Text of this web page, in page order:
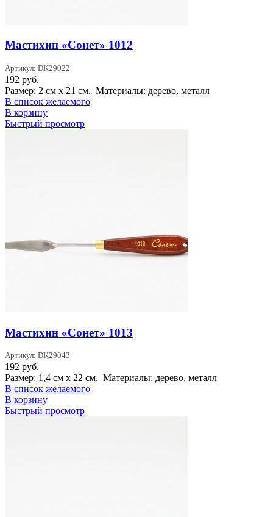
Мастихин «Сонет» 1012
Артикул: DK29022
192 руб.
Размер: 2 см х 21 см. Материалы: дерево, металл
В список желаемого
В корзину
Быстрый просмотр
Мастихин «Сонет» 1013
Артикул: DK29043
192 руб.
Размер: 1,4 см х 22 см. Материалы: дерево, металл
В список желаемого
В корзину
Быстрый просмотр